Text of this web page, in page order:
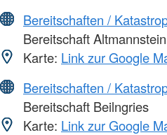
Bereitschaften /
Bereitschaft Altmannstein
Karte: Link zur Google
Bereitschaften /
Bereitschaft Beilngries
Karte: Link zur Google